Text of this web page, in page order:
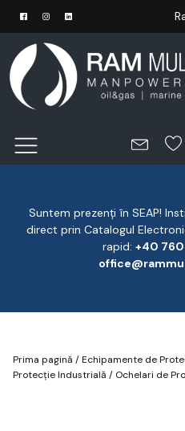
Suntem prezenți în SEAP!
direct prin Catalogul
rapid: ‪+40
Prima pagină /Echipamente de
Protecție Industrială / Ochelari de